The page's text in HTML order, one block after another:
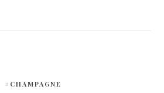
#CHAMPAGNE